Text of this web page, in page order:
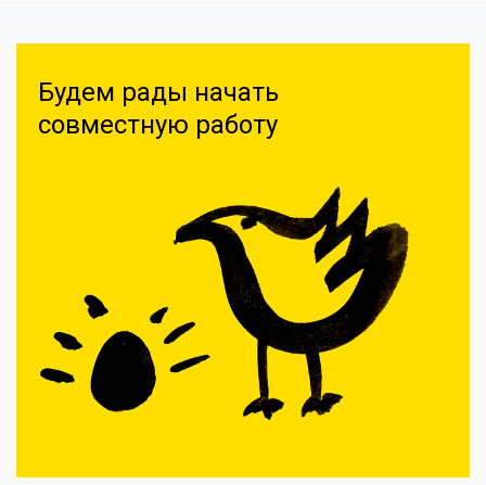
Будем рады начать
совместную работу